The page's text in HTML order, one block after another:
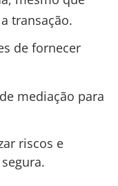
transação.
de fornecer
mediação para
riscos e